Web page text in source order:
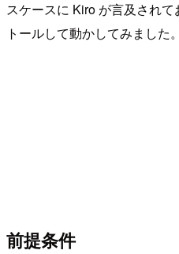
スケースに Kiro が言及され
トールして動かしてみました。
前提条件